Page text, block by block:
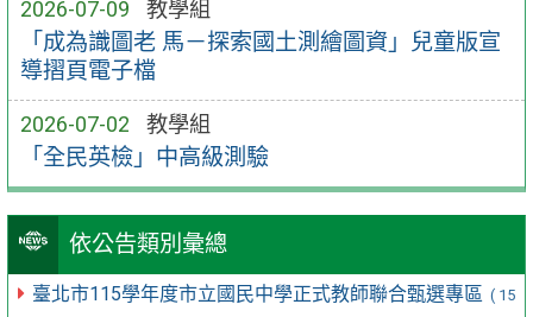
2026-07-09 教學組
「成為識圖老 馬－探索國土測繪圖資」兒童版宣
導摺頁電子檔
2026-07-02 教學組
「全民英檢」中高級測驗
依公告類別彙總
臺北市115學年度市立國民中學正式教師聯合甄選專區 ( 15